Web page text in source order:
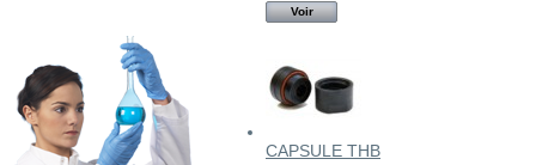
Voir
CAPSULE THB